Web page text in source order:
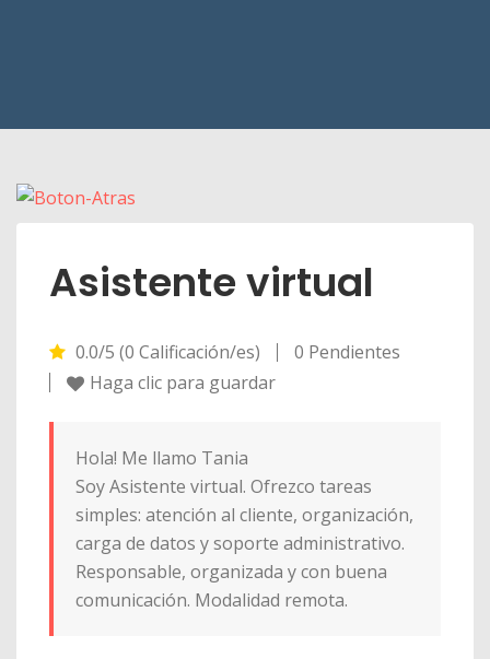
Asistente virtual
0.0/5 (0 Calificación/es)
0 Pendientes
Haga clic para guardar
Hola! Me llamo Tania
Soy Asistente virtual. Ofrezco tareas
simples: atención al cliente, organización,
carga de datos y soporte administrativo.
Responsable, organizada y con buena
comunicación. Modalidad remota.